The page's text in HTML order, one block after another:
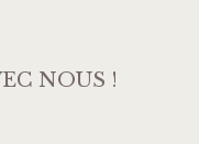
NOUS !